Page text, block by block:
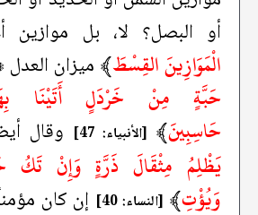
أو البصل؟ لا، بل موازين
الْمَوَازِينَ القِسْطَ﴾ ميزان العدل
حَبَّةٍ مِنْ خَرْدَلٍ أَتَيْنَا
حَاسِبِينَ﴾ [الأنبياء: 47] وقال
يَظْلِمُ مِثْقَالَ ذَرَّةٍ وَإِنْ تَكُ
وَيُؤْتِ﴾ [النساء: 40] إن كان